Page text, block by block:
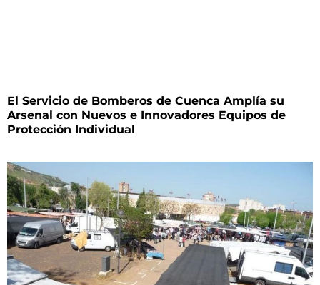
El Servicio de Bomberos de Cuenca Amplía su
Arsenal con Nuevos e Innovadores Equipos de
Protección Individual